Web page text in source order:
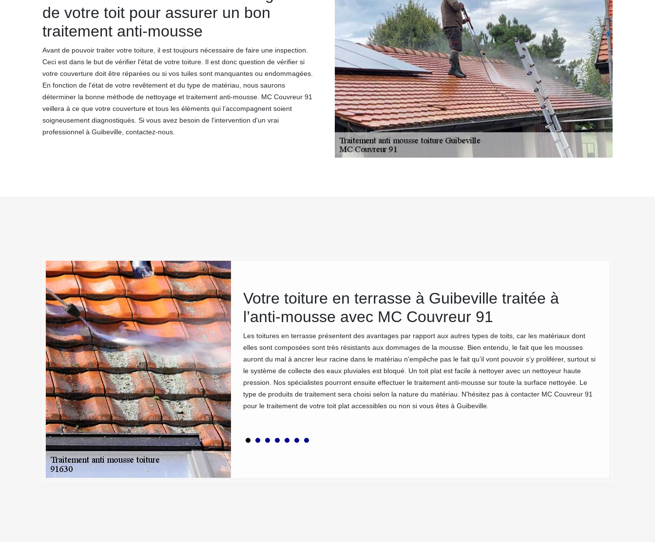
de votre toit pour assurer un bon
traitement anti-mousse
Avant de pouvoir traiter votre toiture, il est toujours nécessaire de faire une inspection.
Ceci est dans le but de vérifier l'état de votre toiture. Il est donc question de vérifier si
votre couverture doit être réparées ou si vos tuiles sont manquantes ou endommagées.
En fonction de l'état de votre revêtement et du type de matériau, nous saurons
déterminer la bonne méthode de nettoyage et traitement anti-mousse. MC Couvreur 91
veillera à ce que votre couverture et tous les éléments qui l’accompagnent soient
soigneusement diagnostiqués. Si vous avez besoin de l'intervention d'un vrai
professionnel à Guibeville, contactez-nous.
chez MC Couvreur 91
anti-mousse de votre toit dans
le toit peut donner une belle apparence à votre propriété. Toutefois,
fréquente due aux intempéries (pluie, gel, grêle, etc.) et à l’atmosphère, il
et autres végétaux parasites. Si le toit n'est pas bien entretenu suite
peuvent vite être très graves. En effet, la mousse peut
et faire pénétrer de l'eau entre les fissures et les éclatements. Pour vous
et autres champignons, MC Couvreur 91 propose à Guibeville des services
Votre toiture en terrasse à Guibeville traitée à
l’anti-mousse avec MC Couvreur 91
Les toitures en terrasse présentent des avantages par rapport aux autres types de toits, car les matériaux dont
elles sont composées sont très résistants aux dommages de la mousse. Bien entendu, le fait que les mousses
auront du mal à ancrer leur racine dans le matériau n'empêche pas le fait qu’il vont pouvoir s’y proliférer, surtout si
le système de collecte des eaux pluviales est bloqué. Un toit plat est facile à nettoyer avec un nettoyeur haute
pression. Nos spécialistes pourront ensuite effectuer le traitement anti-mousse sur toute la surface nettoyée. Le
type de produits de traitement sera choisi selon la nature du matériau. N'hésitez pas à contacter MC Couvreur 91
pour le traitement de votre toit plat accessibles ou non si vous êtes à Guibeville.